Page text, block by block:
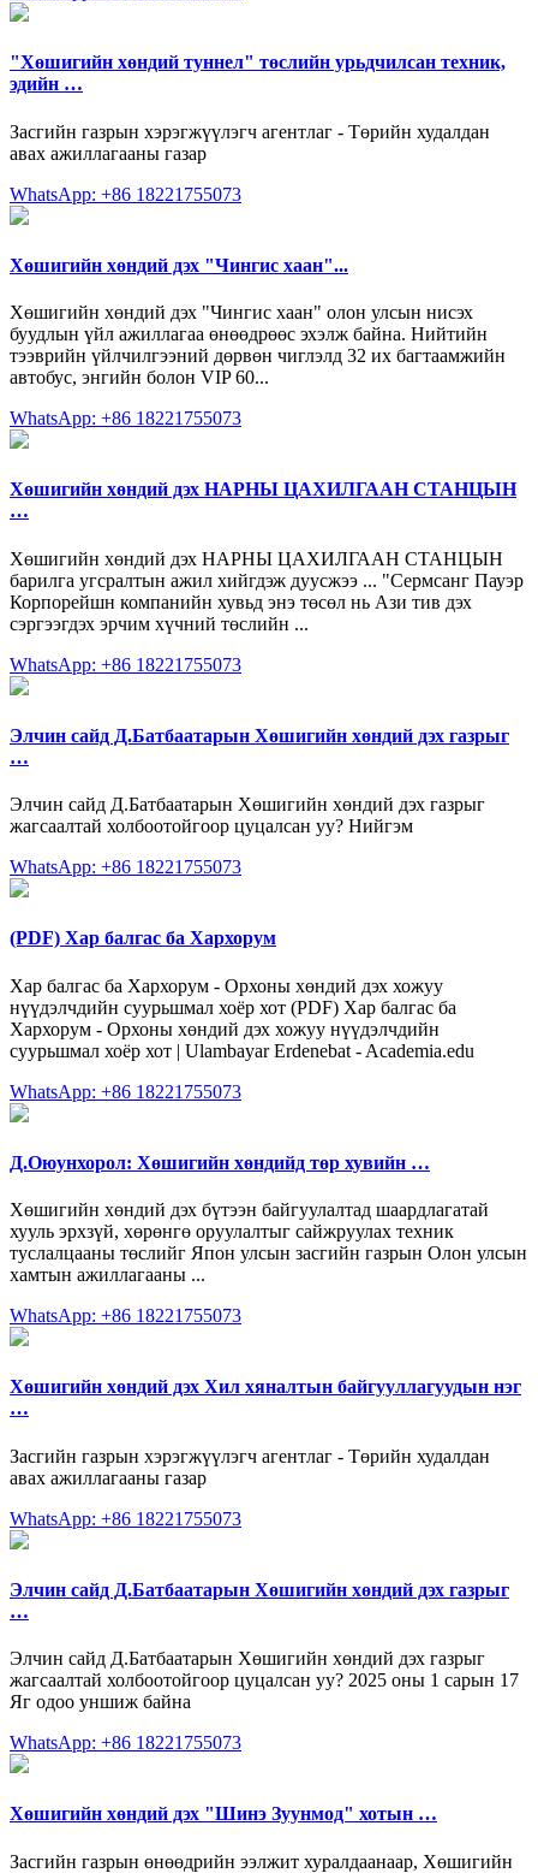
"Хөшигийн хөндий туннел" төслийн урьдчилсан техник,
эдийн …
Засгийн газрын хэрэгжүүлэгч агентлаг - Төрийн худалдан
авах ажиллагааны газар
WhatsApp: +86 18221755073
Хөшигийн хөндий дэх "Чингис хаан"...
Хөшигийн хөндий дэх "Чингис хаан" олон улсын нисэх
буудлын үйл ажиллагаа өнөөдрөөс эхэлж байна. Нийтийн
тээврийн үйлчилгээний дөрвөн чиглэлд 32 их багтаамжийн
автобус, энгийн болон VIP 60...
WhatsApp: +86 18221755073
Хөшигийн хөндий дэх НАРНЫ ЦАХИЛГААН СТАНЦЫН
…
Хөшигийн хөндий дэх НАРНЫ ЦАХИЛГААН СТАНЦЫН
барилга угсралтын ажил хийгдэж дуусжээ ... "Сермсанг Пауэр
Корпорейшн компанийн хувьд энэ төсөл нь Ази тив дэх
сэргээгдэх эрчим хүчний төслийн ...
WhatsApp: +86 18221755073
Элчин сайд Д.Батбаатарын Хөшигийн хөндий дэх газрыг
…
Элчин сайд Д.Батбаатарын Хөшигийн хөндий дэх газрыг
жагсаалтай холбоотойгоор цуцалсан уу? Нийгэм
WhatsApp: +86 18221755073
(PDF) Хар балгас ба Хархорум
Хар балгас ба Хархорум - Орхоны хөндий дэх хожуу
нүүдэлчдийн суурьшмал хоёр хот (PDF) Хар балгас ба
Хархорум - Орхоны хөндий дэх хожуу нүүдэлчдийн
суурьшмал хоёр хот | Ulambayar Erdenebat - Academia.edu
WhatsApp: +86 18221755073
Д.Оюунхорол: Хөшигийн хөндийд төр хувийн …
Хөшигийн хөндий дэх бүтээн байгуулалтад шаардлагатай
хууль эрхзүй, хөрөнгө оруулалтыг сайжруулах техник
туслалцааны төслийг Япон улсын засгийн газрын Олон улсын
хамтын ажиллагааны ...
WhatsApp: +86 18221755073
Хөшигийн хөндий дэх Хил хяналтын байгууллагуудын нэг
…
Засгийн газрын хэрэгжүүлэгч агентлаг - Төрийн худалдан
авах ажиллагааны газар
WhatsApp: +86 18221755073
Элчин сайд Д.Батбаатарын Хөшигийн хөндий дэх газрыг
…
Элчин сайд Д.Батбаатарын Хөшигийн хөндий дэх газрыг
жагсаалтай холбоотойгоор цуцалсан уу? 2025 оны 1 сарын 17
Яг одоо уншиж байна
WhatsApp: +86 18221755073
Хөшигийн хөндий дэх "Шинэ Зуунмод" хотын …
Засгийн газрын өнөөдрийн ээлжит хуралдаанаар, Хөшигийн